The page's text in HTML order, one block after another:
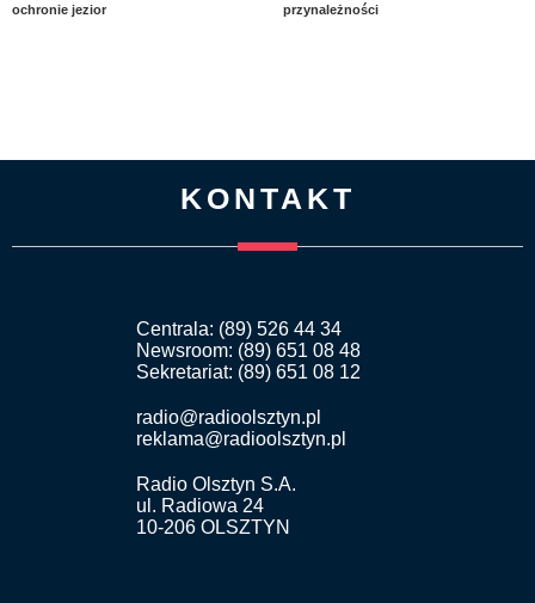
ochronie jezior
przynależności
KONTAKT
Centrala: (89) 526 44 34
Newsroom: (89) 651 08 48
Sekretariat: (89) 651 08 12
radio@radioolsztyn.pl
reklama@radioolsztyn.pl
Radio Olsztyn S.A.
ul. Radiowa 24
10-206 OLSZTYN